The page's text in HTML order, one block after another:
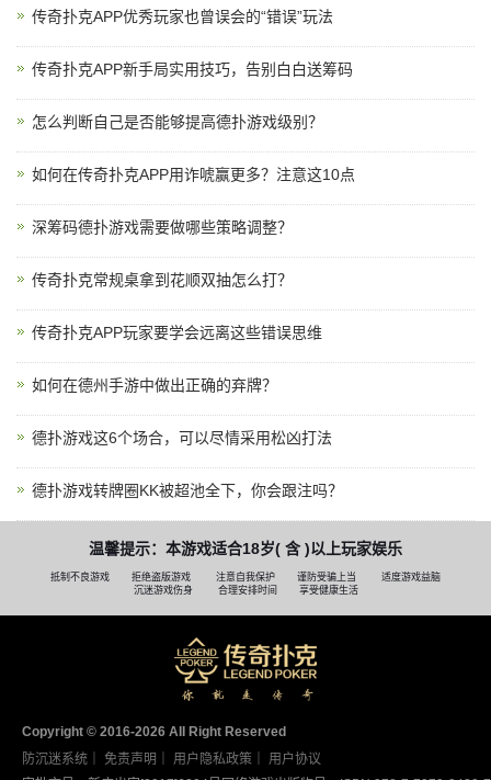
传奇扑克APP优秀玩家也曾误会的“错误”玩法
传奇扑克APP新手局实用技巧，告别白白送筹码
怎么判断自己是否能够提高德扑游戏级别？
如何在传奇扑克APP用诈唬赢更多？注意这10点
深筹码德扑游戏需要做哪些策略调整？
传奇扑克常规桌拿到花顺双抽怎么打？
传奇扑克APP玩家要学会远离这些错误思维
如何在德州手游中做出正确的弃牌？
德扑游戏这6个场合，可以尽情采用松凶打法
德扑游戏转牌圈KK被超池全下，你会跟注吗？
温馨提示：本游戏适合18岁( 含 )以上玩家娱乐
抵制不良游戏 拒绝盗版游戏 注意自我保护 谨防受骗上当
适度游戏益脑
沉迷游戏伤身
合理安排时间 享受健康生活
Copyright © 2016-2026 AII Right Reserved
防沉迷系统
免责声明 用户隐私政策
用户协议